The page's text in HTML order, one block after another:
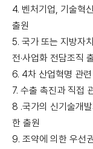
4. 벤처기업, 기술혁
출원
5. 국가 또는 지방자
전·사업화 전담조직
6. 4차 산업혁명 관
7. 수출 촉진과 직접
8 .국가의 신기술개
한 출원
9. 조약에 의한 우선